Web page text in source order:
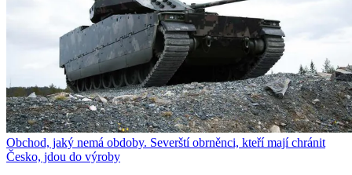
Obchod, jaký nemá obdoby. Severští obrněnci, kteří mají chránit
Česko, jdou do výroby